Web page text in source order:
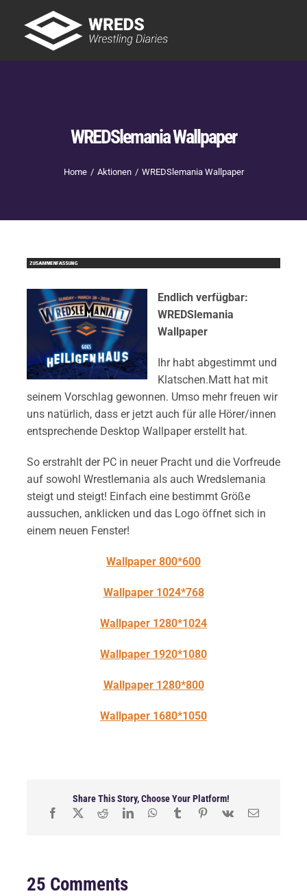
content
WREDSlemania Wallpaper
Home Aktionen WREDSlemania Wallpaper
Endlich verfügbar:
WREDSlemania
Wallpaper
Ihr habt abgestimmt und
Klatschen.Matt hat mit
seinem Vorschlag gewonnen. Umso mehr freuen wir
uns natürlich, dass er jetzt auch für alle Hörer/innen
entsprechende Desktop Wallpaper erstellt hat.
So erstrahlt der PC in neuer Pracht und die Vorfreude
auf sowohl Wrestlemania als auch Wredslemania
steigt und steigt! Einfach eine bestimmt Größe
aussuchen, anklicken und das Logo öffnet sich in
einem neuen Fenster!
Wallpaper 800*600
Wallpaper 1024*768
Wallpaper 1280*1024
Wallpaper 1920*1080
Wallpaper 1280*800
Wallpaper 1680*1050
Share This Story, Choose Your Platform!
25 Comments